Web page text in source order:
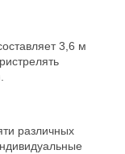
3,6 м
различных